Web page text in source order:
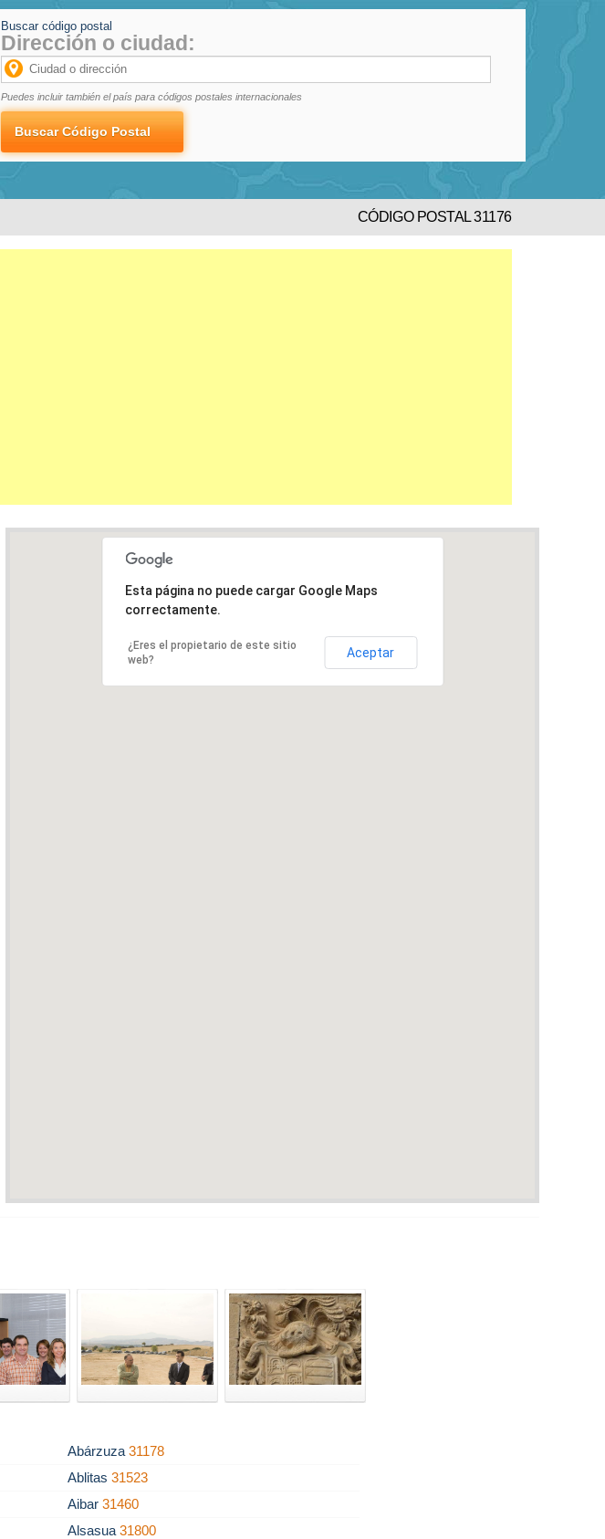
Buscar código postal
Dirección o ciudad:
Puedes incluir también el país para códigos postales internacionales
CÓDIGO POSTAL 31176
Esta página no puede cargar Google Maps
correctamente.
¿Eres el propietario de este sitio
web?
Aceptar
Abárzuza31178
Ablitas31523
Aibar31460
Alsasua31800